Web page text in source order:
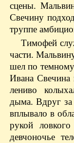
сцены.
Свечину
труппе
Тимофей
части.
шел по
Ивана Свечина
лениво
дыма. Вдруг за
вплывало в
рукой
девчоночье